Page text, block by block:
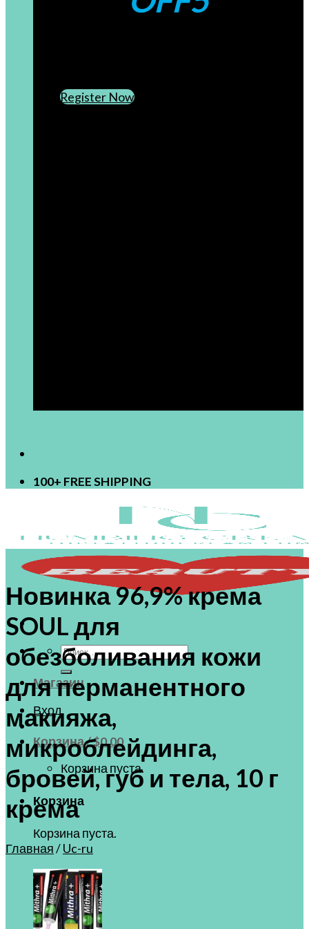
Register Now
100+ FREE SHIPPING
Искать:
Магазин
Вход
Корзина /$0.00
Корзина пуста.
Корзина
Корзина пуста.
Новинка 96,9% крема
SOUL для
обезболивания кожи
для перманентного
макияжа,
микроблейдинга,
бровей, губ и тела, 10 г
крема
Главная/Uc-ru